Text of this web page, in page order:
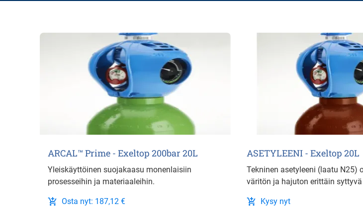
ARCAL™ Prime - Exeltop 200bar 20L
Yleiskäyttöinen suojakaasu monenlaisiin
prosesseihin ja materiaaleihin.
Osta nyt: 187,12 €
ASETYLEENI - Exeltop 20L
Tekninen asetyleeni (laatu N25)
väritön ja hajuton erittäin
Kysy nyt